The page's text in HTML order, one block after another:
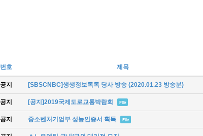
번호 제목
공지 [SBSCNBC]생생정보톡톡 당사 방송 (2020.01.23 방송분)
공지 [공지]2019국제도로교통박람회 File
공지 중소벤처기업부 성능인증서 획득 File